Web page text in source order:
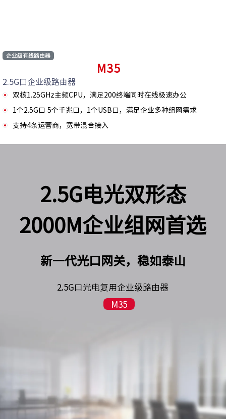
企业级有线路由器
M35
2.5G口企业级路由器
双核1.25GHz主频CPU，满足200终端同时在线极速办公
1个2.5G口 5个千兆口，1个USB口，满足企业多种组网需求
支持4条运营商，宽带混合接入
2.5G电光双形态
2000M企业组网首选
新一代光口网关，稳如泰山
2.5G口光电复用企业级路由器
M35